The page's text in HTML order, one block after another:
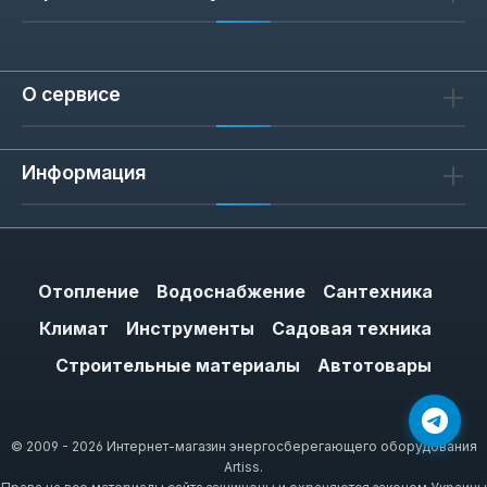
О сервисе
Информация
Отопление Водоснабжение
Сантехника
Климат
Инструменты
Садовая техника
Строительные материалы
Автотовары
© 2009 - 2026 Интернет-магазин энергосберегающего оборудования
Artiss.